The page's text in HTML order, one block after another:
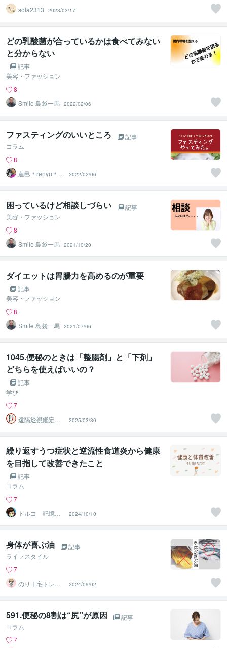
sola2313 2023/02/17
どの乳酸菌が合っているかは食べてみない
と分からない
記事
美容・ファッション
8
Smile 島袋一馬 2022/02/06
ファスティングのいいところ
記事
コラム
8
蓮邑＊renyu＊
（看護師＆書道
家）
2022/02/06
困っているけど相談しづらい
記事
美容・ファッション
8
Smile 島袋一馬 2021/10/20
ダイエットは胃腸力を高めるのが重要
記事
美容・ファッション
8
Smile 島袋一馬 2021/07/06
1045.便秘のときは「整腸剤」と「下剤」
どちらを使えばいいの？
記事
学び
7
遠隔透視鑑定
師・すずか✡
2025/03/30
繰り返すうつ症状と逆流性食道炎から健康
を目指して改善できたこと
記事
コラム
7
トルコ 記憶に
残るイラスト
2024/10/10
身体が喜ぶ油
記事
ライフスタイル
7
のり｜宅トレラ
イター
2024/09/02
591.便秘の8割は“尻”が原因
記事
コラム
7